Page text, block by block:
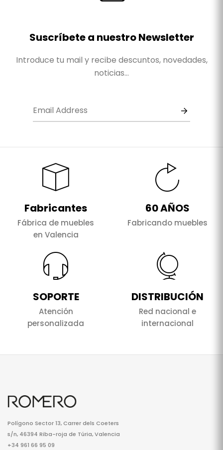
Suscríbete a nuestro Newsletter
Introduce tu mail y recibe descuntos, novedades,
noticias...
Fabricantes
Fábrica de muebles
en Valencia
60 AÑOS
Fabricando muebles
SOPORTE
Atención
personalizada
DISTRIBUCIÓN
Red nacional e
internacional
Polígono Sector 13, Carrer dels Coeters
s/n, 46394 Riba-roja de Túria, Valencia
+34 961 66 95 09